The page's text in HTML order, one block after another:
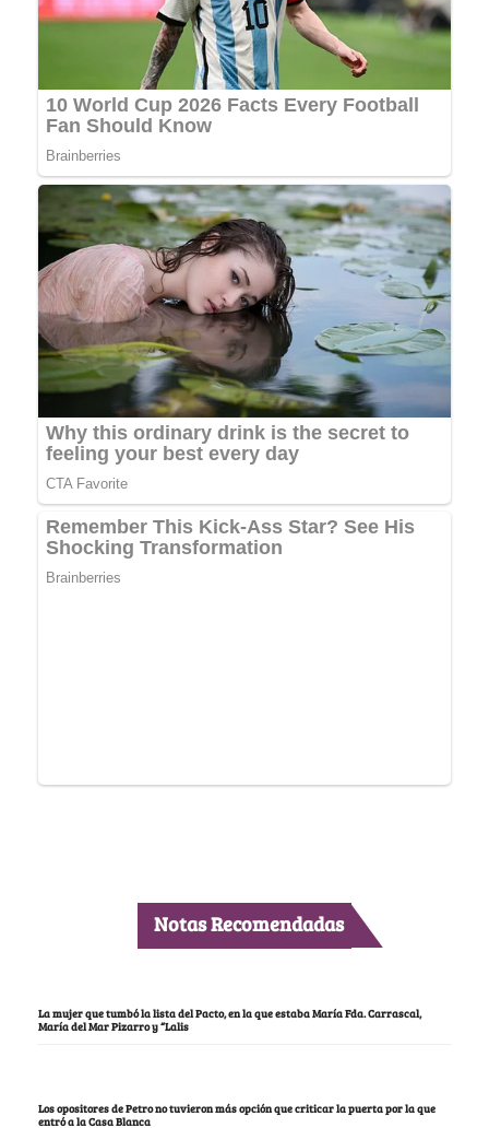
Notas Recomendadas
La mujer que tumbó la lista del Pacto, en la que estaba María Fda. Carrascal,
María del Mar Pizarro y “Lalis
Los opositores de Petro no tuvieron más opción que criticar la puerta por la que
entró a la Casa Blanca